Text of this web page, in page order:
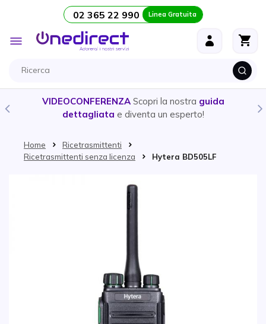
Salta al contenuto 02 365 22 990 Linea Gratuita
Toggle
Nav
VIDEOCONFERENZA Scopri la nostra guida
dettagliata e diventa un esperto!
Home
Ricetrasmittenti
Ricetrasmittenti senza licenza
Hytera BD505LF